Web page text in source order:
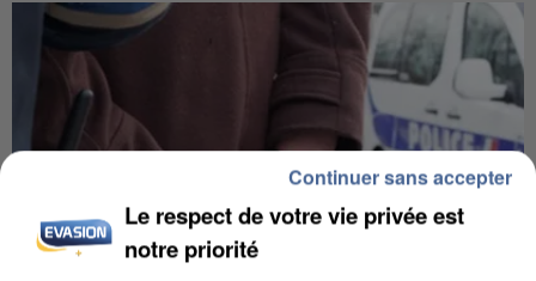
Le respect de votre vie privée est
notre priorité
Continuer sans accepter